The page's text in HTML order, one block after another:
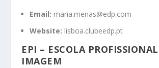
Email: maria.menas@edp.com
Website: lisboa.clubeedp.pt
EPI – ESCOLA
IMAGEM